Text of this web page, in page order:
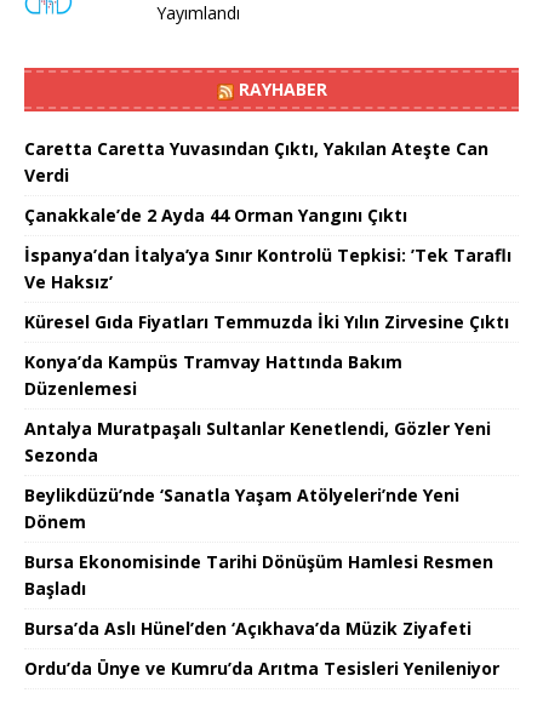
Yayımlandı
RAYHABER
Caretta Caretta Yuvasından Çıktı, Yakılan Ateşte Can
Verdi
Çanakkale’de 2 Ayda 44 Orman Yangını Çıktı
İspanya’dan İtalya’ya Sınır Kontrolü Tepkisi: ’Tek Taraflı
Ve Haksız’
Küresel Gıda Fiyatları Temmuzda İki Yılın Zirvesine Çıktı
Konya’da Kampüs Tramvay Hattında Bakım
Düzenlemesi
Antalya Muratpaşalı Sultanlar Kenetlendi, Gözler Yeni
Sezonda
Beylikdüzü’nde ‘Sanatla Yaşam Atölyeleri’nde Yeni
Dönem
Bursa Ekonomisinde Tarihi Dönüşüm Hamlesi Resmen
Başladı
Bursa’da Aslı Hünel’den ‘Açıkhava’da Müzik Ziyafeti
Ordu’da Ünye ve Kumru’da Arıtma Tesisleri Yenileniyor